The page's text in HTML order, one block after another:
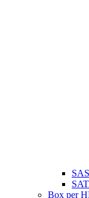
SAS
Box per